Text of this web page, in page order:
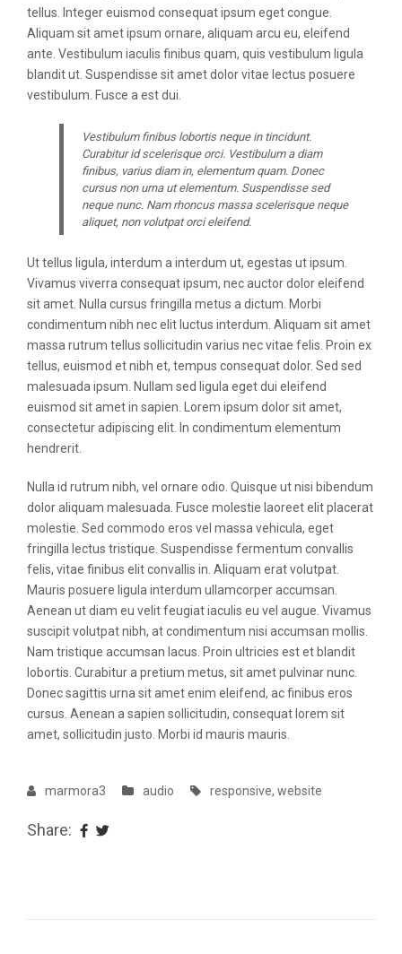
tellus. Integer euismod consequat ipsum eget congue.
Aliquam sit amet ipsum ornare, aliquam arcu eu, eleifend
ante. Vestibulum iaculis finibus quam, quis vestibulum ligula
blandit ut. Suspendisse sit amet dolor vitae lectus posuere
vestibulum. Fusce a est dui.
Vestibulum finibus lobortis neque in tincidunt.
Curabitur id scelerisque orci. Vestibulum a diam
finibus, varius diam in, elementum quam. Donec
cursus non urna ut elementum. Suspendisse sed
neque nunc. Nam rhoncus massa scelerisque neque
aliquet, non volutpat orci eleifend.
Ut tellus ligula, interdum a interdum ut, egestas ut ipsum.
Vivamus viverra consequat ipsum, nec auctor dolor eleifend
sit amet. Nulla cursus fringilla metus a dictum. Morbi
condimentum nibh nec elit luctus interdum. Aliquam sit amet
massa rutrum tellus sollicitudin varius nec vitae felis. Proin ex
tellus, euismod et nibh et, tempus consequat dolor. Sed sed
malesuada ipsum. Nullam sed ligula eget dui eleifend
euismod sit amet in sapien. Lorem ipsum dolor sit amet,
consectetur adipiscing elit. In condimentum elementum
hendrerit.
Nulla id rutrum nibh, vel ornare odio. Quisque ut nisi bibendum
dolor aliquam malesuada. Fusce molestie laoreet elit placerat
molestie. Sed commodo eros vel massa vehicula, eget
fringilla lectus tristique. Suspendisse fermentum convallis
felis, vitae finibus elit convallis in. Aliquam erat volutpat.
Mauris posuere ligula interdum ullamcorper accumsan.
Aenean ut diam eu velit feugiat iaculis eu vel augue. Vivamus
suscipit volutpat nibh, at condimentum nisi accumsan mollis.
Nam tristique accumsan lacus. Proin ultricies est et blandit
lobortis. Curabitur a pretium metus, sit amet pulvinar nunc.
Donec sagittis urna sit amet enim eleifend, ac finibus eros
cursus. Aenean a sapien sollicitudin, consequat lorem sit
amet, sollicitudin justo. Morbi id mauris mauris.
marmora3 audio responsive, website
Share: